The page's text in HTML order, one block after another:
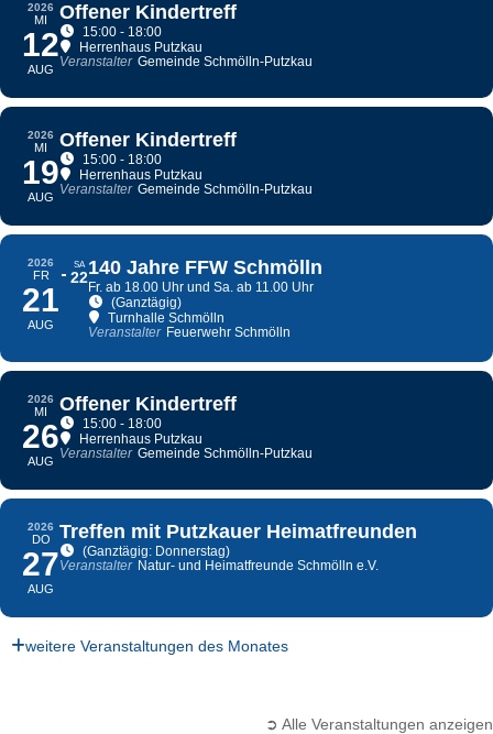
2026
MI
12
AUG
Offener Kindertreff
15:00 - 18:00
Herrenhaus Putzkau
Veranstalter Gemeinde Schmölln-Putzkau
2026
MI
19
AUG
Offener Kindertreff
15:00 - 18:00
Herrenhaus Putzkau
Veranstalter Gemeinde Schmölln-Putzkau
2026
FR
21
AUG
SA
22140 Jahre FFW Schmölln
Fr. ab 18.00 Uhr und Sa. ab 11.00 Uhr
(Ganztägig)
Turnhalle Schmölln
Veranstalter Feuerwehr Schmölln
2026
MI
26
AUG
Offener Kindertreff
15:00 - 18:00
Herrenhaus Putzkau
Veranstalter Gemeinde Schmölln-Putzkau
2026
DO
27
AUG
Treffen mit Putzkauer Heimatfreunden
(Ganztägig: Donnerstag)
Veranstalter Natur- und Heimatfreunde Schmölln e.V.
weitere Veranstaltungen des Monates
➲ Alle Veranstaltungen anzeigen